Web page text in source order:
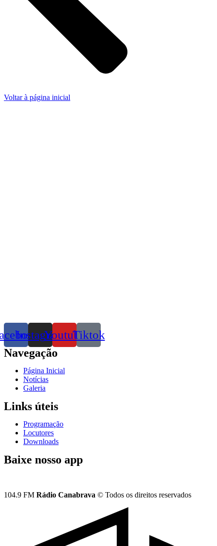
Voltar à página inicial
InstagramYoutubeTiktok
Navegação
Página Inicial
Notícias
Galeria
Links úteis
Programação
Locutores
Downloads
Baixe nosso app
104.9 FM Rádio Canabrava © Todos os direitos reservados